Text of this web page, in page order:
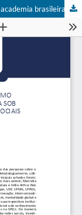
Perfil e comportamento do termo “mindset” na academia brasileira sob a perspectiva da análise de redes sociais